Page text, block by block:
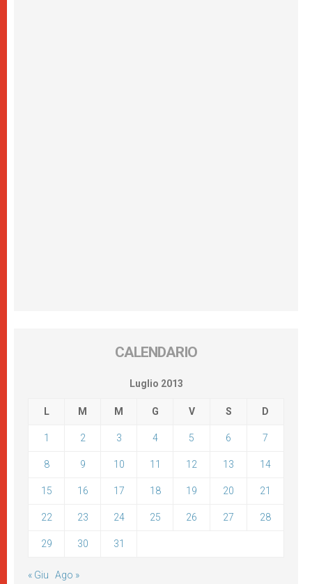
CALENDARIO
Luglio 2013
L M M G V S D
1 2 3 4 5 6 7
8 9 10 11 12 13 14
15 16 17 18 19 20 21
22 23 24 25 26 27 28
29 30 31
« Giu Ago »